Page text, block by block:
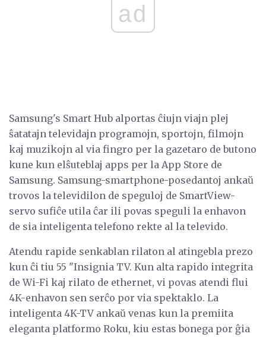
ad
Samsung's Smart Hub alportas ĉiujn viajn plej
ŝatatajn televidajn programojn, sportojn, filmojn
kaj muzikojn al via fingro per la gazetaro de butono
kune kun elŝuteblaj apps per la App Store de
Samsung. Samsung-smartphone-posedantoj ankaŭ
trovos la televidilon de speguloj de SmartView-
servo sufiĉe utila ĉar ili povas speguli la enhavon
de sia inteligenta telefono rekte al la televido.
Atendu rapide senkablan rilaton al atingebla prezo
kun ĉi tiu 55 "Insignia TV. Kun alta rapido integrita
de Wi-Fi kaj rilato de ethernet, vi povas atendi flui
4K-enhavon sen serĉo por via spektaklo. La
inteligenta 4K-TV ankaŭ venas kun la premiita
eleganta platformo Roku, kiu estas bonega por ĝia